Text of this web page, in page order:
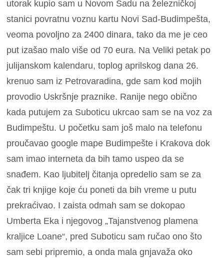
utorak kupio sam u Novom Sadu na železničkoj
stanici povratnu voznu kartu Novi Sad-Budimpešta,
veoma povoljno za 2400 dinara, tako da me je ceo
put izašao malo više od 70 eura. Na Veliki petak po
julijanskom kalendaru, toplog aprilskog dana 26.
krenuo sam iz Petrovaradina, gde sam kod mojih
provodio Uskršnje praznike. Ranije nego obično
kada putujem za Suboticu ukrcao sam se na voz za
Budimpeštu. U početku sam još malo na telefonu
proučavao google mape Budimpešte i Krakova dok
sam imao interneta da bih tamo uspeo da se
snađem. Kao ljubitelj čitanja opredelio sam se za
čak tri knjige koje ću poneti da bih vreme u putu
prekraćivao. I zaista odmah sam se dokopao
Umberta Eka i njegovog „Tajanstvenog plamena
kraljice Loane“, pred Suboticu sam ručao ono što
sam sebi pripremio, a onda mala gnjavaža oko